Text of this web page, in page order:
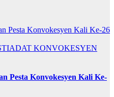
KONVOKESYEN
Pesta Konvokesyen Kali Ke-